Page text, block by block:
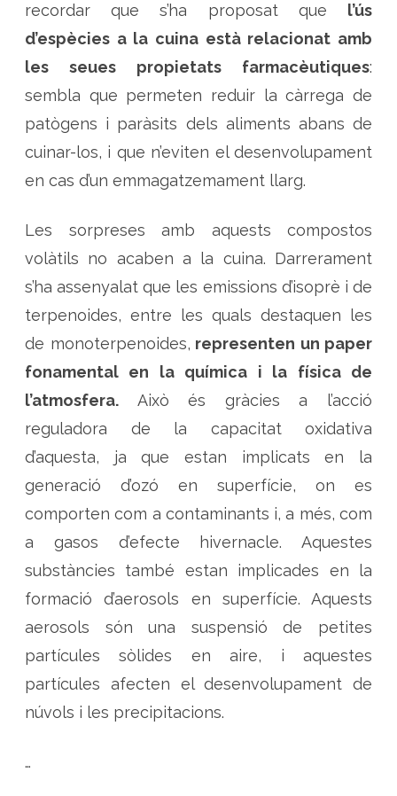
recordar que s’ha proposat que l’ús
d’espècies a la cuina està relacionat amb
les seues propietats farmacèutiques:
sembla que permeten reduir la càrrega de
patògens i paràsits dels aliments abans de
cuinar-los, i que n’eviten el desenvolupament
en cas d’un emmagatzemament llarg.
Les sorpreses amb aquests compostos
volàtils no acaben a la cuina. Darrerament
s’ha assenyalat que les emissions d’isoprè i de
terpenoides, entre les quals destaquen les
de monoterpenoides, representen un paper
fonamental en la química i la física de
l’atmosfera. Això és gràcies a l’acció
reguladora de la capacitat oxidativa
d’aquesta, ja que estan implicats en la
generació d’ozó en superfície, on es
comporten com a contaminants i, a més, com
a gasos d’efecte hivernacle. Aquestes
substàncies també estan implicades en la
formació d’aerosols en superfície. Aquests
aerosols són una suspensió de petites
partícules sòlides en aire, i aquestes
partícules afecten el desenvolupament de
núvols i les precipitacions.
…